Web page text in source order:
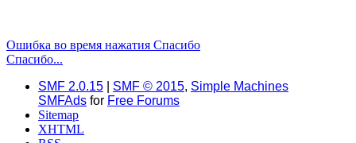
Ошибка во время нажатия Спасибо
Спасибо...
SMF 2.0.15
SMF © 2015, Simple Machines
SMFAds for Free Forums
Sitemap
XHTML